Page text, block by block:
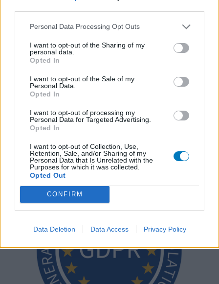
Personal Data Processing Opt Outs
I want to opt-out of the Sharing of my
personal data.
Opted In
I want to opt-out of the Sale of my
Personal Data.
Opted In
I want to opt-out of processing my
Personal Data for Targeted Advertising.
Opted In
I want to opt-out of Collection, Use,
Retention, Sale, and/or Sharing of my
Personal Data that Is Unrelated with the
Purposes for which it was collected.
Opted Out
CONFIRM
Data Deletion Data Access Privacy Policy
Schildklier - hypothyroidie (traagwerkend)
De reviews op deze pagina zijn door de gebruikers
gegenereerd en vervolgens gelezen en aangepast alvorens
goedkeuring, om zo te voldoen aan onze standaarden wat betreft
een review voor een medicijn. Voor het delen van ervaringen is
geen medische kennis noodzakelijk. Op deze manier geven de
reviews alleen een beeld van de ervaring van de schrijvers en niet
die van de eigenaar van deze website. Denk er aan dat de
ervaringen kunnen verschillen van persoon tot persoon en dat u
voor medisch advies altijd contact op moet nemen met uw arts of